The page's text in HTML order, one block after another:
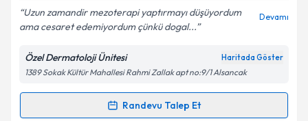
E-posta Adresiniz
Kişisel verilerimin işlenmesine ilişkinAydınlatma
Metni'ni okudum ve kişisel verilerimin belirtilen
kapsamda işlenmesini kabul ediyorum.
Uzun zamandir mezoterapi yaptırmayı düşüyordum
ama cesaret edemiyordum çünkü dogal...
Devamı
Özel Dermatoloji Ünitesi Haritada Göster
1389 Sokak Kültür Mahallesi Rahmi Zallak apt no:9/1 Alsancak
Randevu Talep Et
Randevu Takvimi Talebi